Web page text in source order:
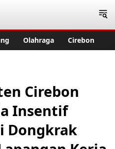
Olahraga Cirebon
Cirebon
Insentif
Dongkrak